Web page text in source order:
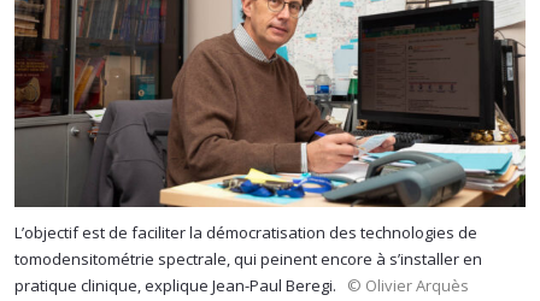
L’objectif est de faciliter la démocratisation des technologies de
tomodensitométrie spectrale, qui peinent encore à s’installer en
pratique clinique, explique Jean-Paul Beregi.
© Olivier Arquès